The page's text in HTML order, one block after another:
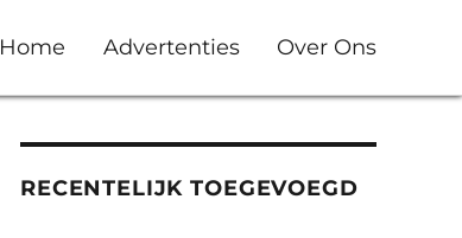
Home Advertenties Over Ons
RECENTELIJK TOEGEVOEGD